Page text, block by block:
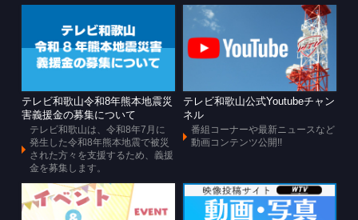
テレビ和歌山令和8年熊本地震災
害義援金の募集について
テレビ和歌山は、令和8年7月に
発生した令和8年熊本地震で被災
された方々を支援するため、義援
金を募集します。
テレビ和歌山公式Youtubeチャン
ネル
番組コーナーや最新ニュースなど
動画コンテンツ公開!!